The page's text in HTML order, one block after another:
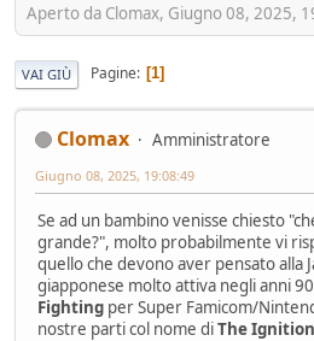
Aperto da Clomax, Giugno 08, 2025,
VAI GIÙ Pagine 1
Clomax Amministratore
Giugno 08, 2025, 19:08:49
Se ad un bambino venisse chiesto
grande?", molto probabilmente vi
quello che devono aver pensato alla
giapponese molto attiva negli anni
Fighting per Super Famicom/
nostre parti col nome diThe